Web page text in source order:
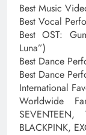
Best Music
Best Vocal
Best OST:
Luna”)
Best Dance
Best Dance
International
Worldwide
BLACKPINK,